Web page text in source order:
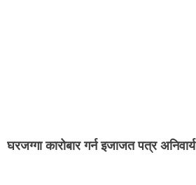
घरजग्गा कारोबार गर्न इजाजत पत्र अनिवार्य